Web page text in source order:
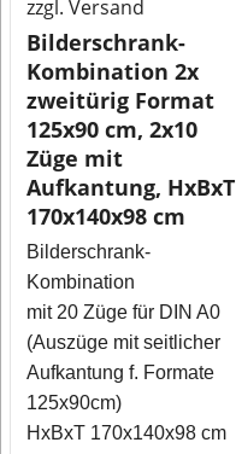
zzgl. Versand
Bilderschrank-
Kombination 2x
zweitürig Format
125x90 cm, 2x10
Züge mit
Aufkantung, HxBxT
170x140x98 cm
Bilderschrank-
Kombination
mit 20 Züge für DIN A0
(Auszüge mit seitlicher
Aufkantung f. Formate
125x90cm)
HxBxT 170x140x98 cm